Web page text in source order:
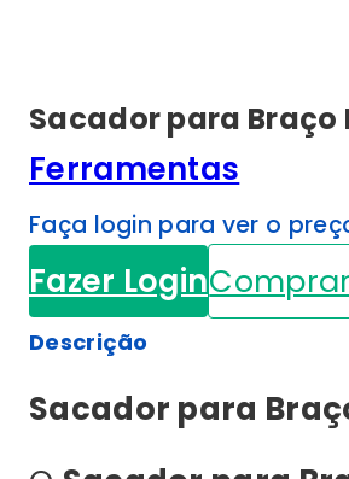
Sacador para Braço
Ferramentas
Faça login para ver o
Fazer Login
Descrição
Sacador para